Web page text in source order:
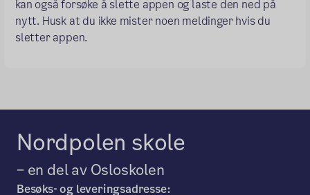
kan også forsøke å slette appen og laste den ned på
nytt. Husk at du ikke mister noen meldinger hvis du
sletter appen.
Nordpolen skole
– en del av Osloskolen
Besøks- og leveringsadresse: